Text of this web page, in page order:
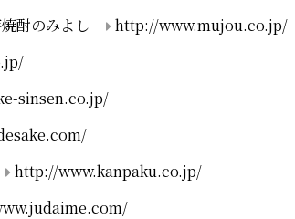
焼酎のみよし
http://www.mujou.co.jp/
sinsen.co.jp/
http://www.kanpaku.co.jp/